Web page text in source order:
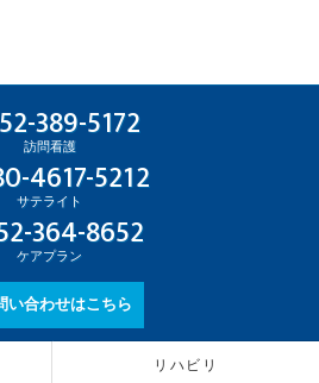
389-5172
訪問看護
4617-5212
サテライト
364-8652
ケアプラン
い合わせはこちら
リハビリ